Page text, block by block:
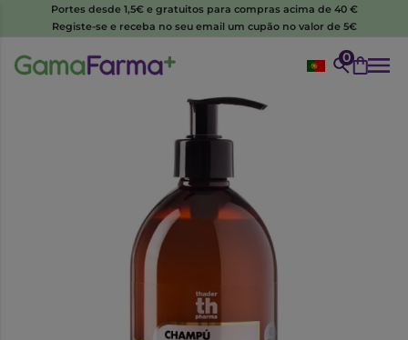
Portes desde 1,5€ e gratuitos para compras acima de 40 €
Registe-se e receba no seu email um cupão no valor de 5€
0